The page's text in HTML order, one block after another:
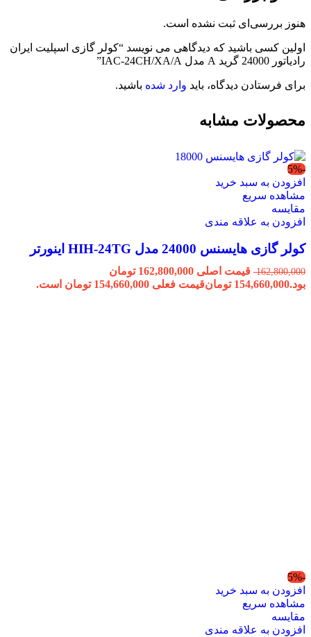
هنوز بررسی‌ای ثبت نشده است.
اولین کسی باشید که دیدگاهی می نویسد “کولر گازی اسپلیت ایران
رادیاتور 24000 گرید A مدل IAC-24CH/XA/A”
برای فرستادن دیدگاه، باید وارد شده باشید.
محصولات مشابه
-5%
افزودن به سبد خرید
مشاهده سریع
مقایسه
افزودن به علاقه مندی
کولر گازی هایسنس 24000 مدل HIH-24TG اینورتر
162,800,000
قیمت اصلی 162,800,000 تومان
بود.154,660,000 تومانقیمت فعلی 154,660,000 تومان است.
-5%
افزودن به سبد خرید
مشاهده سریع
مقایسه
افزودن به علاقه مندی